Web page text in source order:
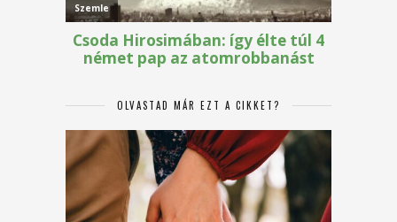
OLVASTAD MÁR EZT A CIKKET?